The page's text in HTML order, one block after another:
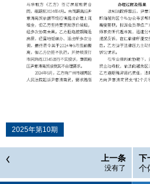
2025年第10期
上一条
没有了
下
个